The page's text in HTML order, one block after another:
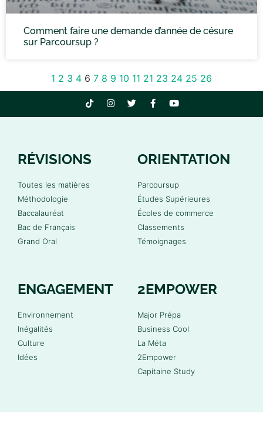
Comment faire une demande d’année de césure
sur Parcoursup ?
1 2 3 4 6 7 8 9 10 11 21 23 24 25 26
RÉVISIONS
Toutes les matières
Méthodologie
Baccalauréat
Bac de Français
Grand Oral
ORIENTATION
Parcoursup
Études Supérieures
Écoles de commerce
Classements
Témoignages
ENGAGEMENT
Environnement
Inégalités
Culture
Idées
2EMPOWER
Major Prépa
Business Cool
La Méta
2Empower
Capitaine Study